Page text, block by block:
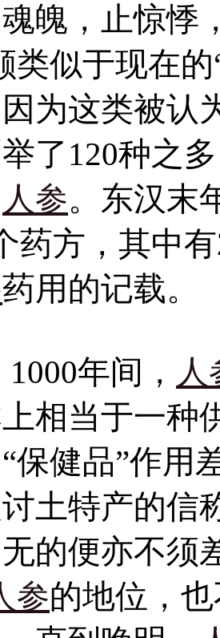
魄，止惊悸
类似于现在
为这类被认
了120种之
人参。东汉末
药方，其中
药用的记载。
年间， 人
相当于一种
保健品”作用
土特产的信
的便亦不须
参的地位，